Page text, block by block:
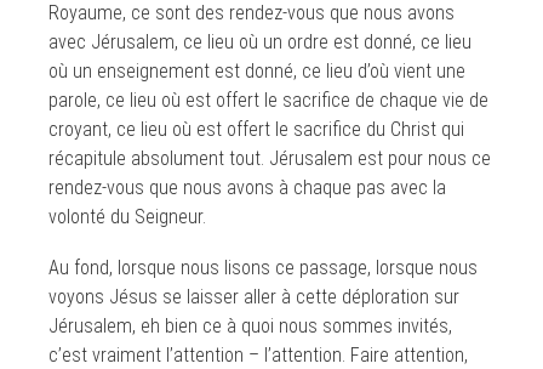
Royaume, ce sont des rendez-vous que nous avons
avec Jérusalem, ce lieu où un ordre est donné, ce lieu
où un enseignement est donné, ce lieu d’où vient une
parole, ce lieu où est offert le sacrifice de chaque vie de
croyant, ce lieu où est offert le sacrifice du Christ qui
récapitule absolument tout. Jérusalem est pour nous ce
rendez-vous que nous avons à chaque pas avec la
volonté du Seigneur.
Au fond, lorsque nous lisons ce passage, lorsque nous
voyons Jésus se laisser aller à cette déploration sur
Jérusalem, eh bien ce à quoi nous sommes invités,
c’est vraiment l’attention – l’attention. Faire attention,